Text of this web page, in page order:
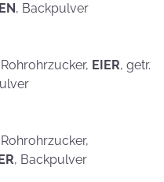
, Backpulver
EIER, getr.
, Backpulver